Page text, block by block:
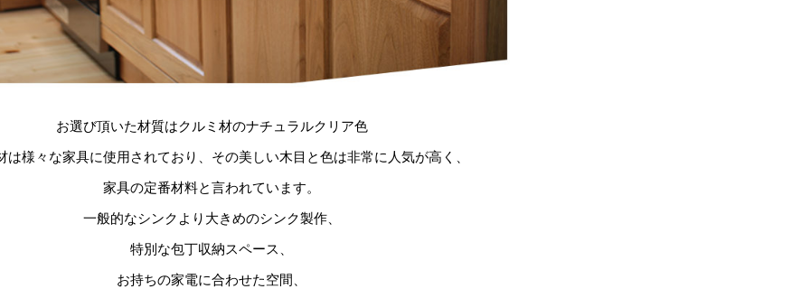
お選び頂いた材質はクルミ材のナチュラルクリア色
は様々な家具に使用されており、その美しい木目と色は非常に人気が高く、
家具の定番材料と言われています。
一般的なシンクより大きめのシンク製作、
特別な包丁収納スペース、
お持ちの家電に合わせた空間、